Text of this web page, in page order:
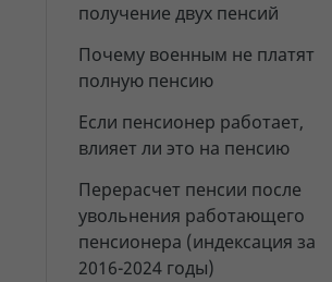
получение двух пенсий
Почему военным не платят
полную пенсию
Если пенсионер работает,
влияет ли это на пенсию
Перерасчет пенсии после
увольнения работающего
пенсионера (индексация за
2016-2024 годы)